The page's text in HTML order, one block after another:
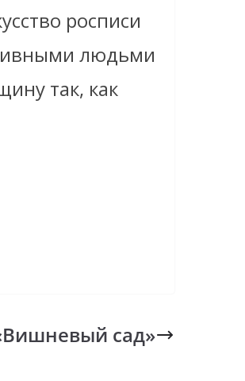
росписи
людьми
так, как
сад»